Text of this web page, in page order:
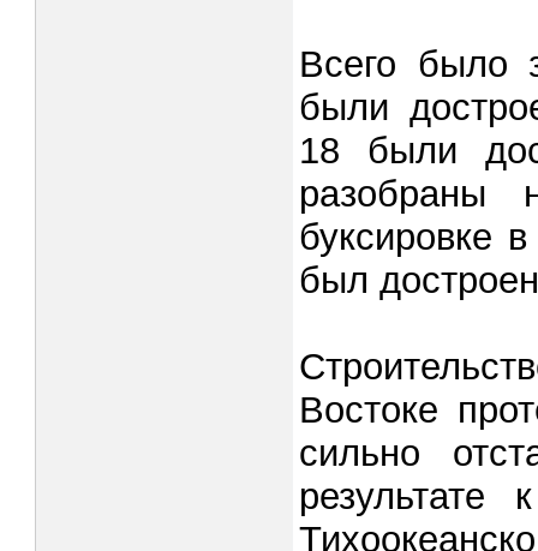
Всего было
были
18 были
разобраны
буксировке
был
Востоке
сильно